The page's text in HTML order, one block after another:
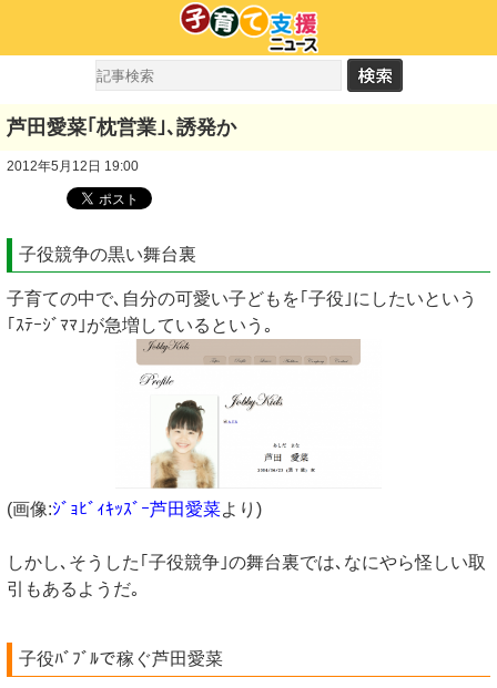
芦田愛菜｢枕営業｣､誘発か
2012年5月12日 19:00
子役競争の黒い舞台裏
子育ての中で､自分の可愛い子どもを｢子役｣にしたいという
｢ｽﾃｰｼﾞﾏﾏ｣が急増しているという｡
(画像:ｼﾞｮﾋﾞｨｷｯｽﾞｰ芦田愛菜より)
しかし､そうした｢子役競争｣の舞台裏では､なにやら怪しい取
引もあるようだ｡
子役ﾊﾞﾌﾞﾙで稼ぐ芦田愛菜